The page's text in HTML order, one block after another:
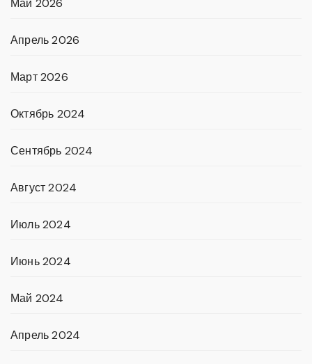
Май 2026
Апрель 2026
Март 2026
Октябрь 2024
Сентябрь 2024
Август 2024
Июль 2024
Июнь 2024
Май 2024
Апрель 2024